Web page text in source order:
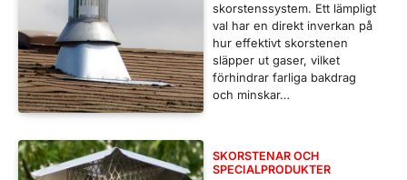
skorstenssystem. Ett lämpligt
val har en direkt inverkan på
hur effektivt skorstenen
släpper ut gaser, vilket
förhindrar farliga bakdrag
och minskar…
SKORSTENAR OCH
SPECIALPRODUKTER